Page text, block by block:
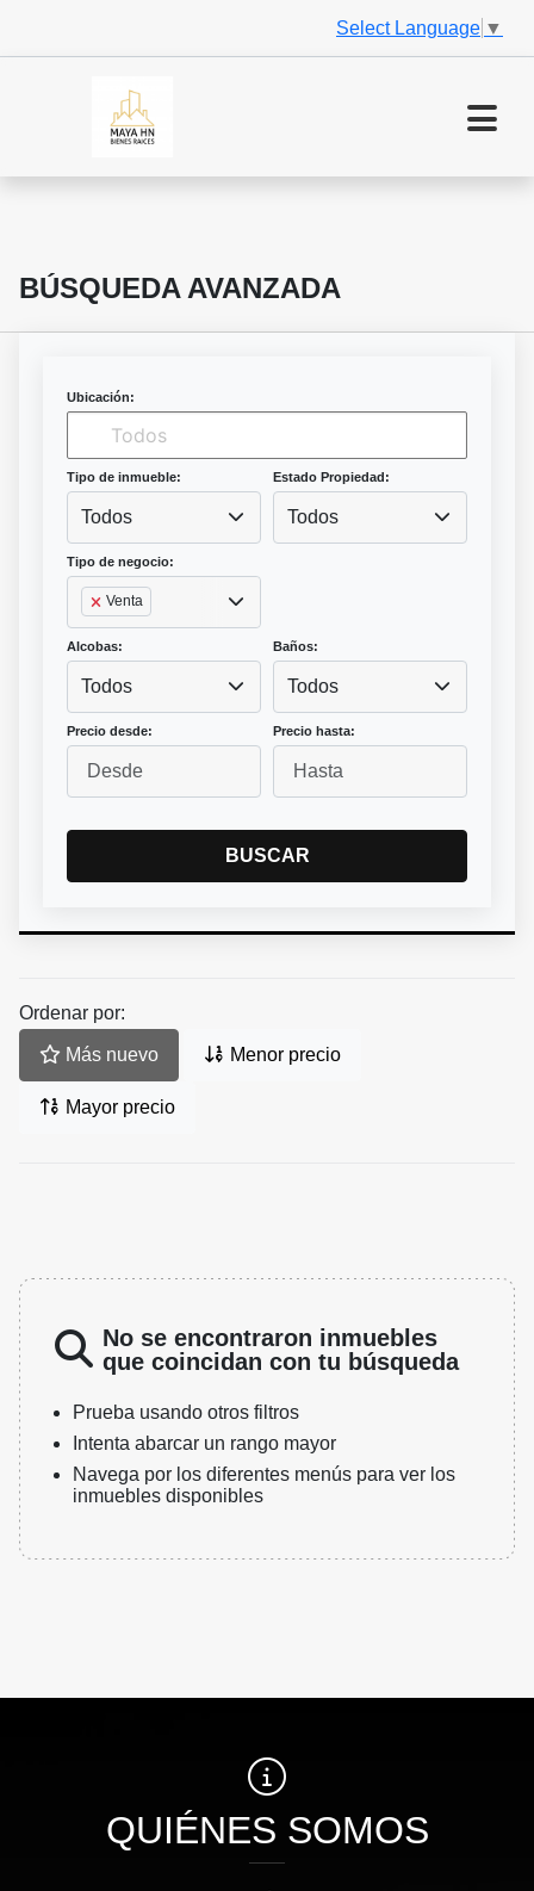
Select Language ▼
BÚSQUEDA AVANZADA
Ubicación:
Tipo de inmueble:
Todos
Estado Propiedad:
Todos
Tipo de negocio:
Venta
Alcobas:
Todos
Baños:
Todos
Precio desde: Precio hasta:
BUSCAR
Ordenar por:
Más nuevo Menor precio
Mayor precio
No se encontraron inmuebles
que coincidan con tu búsqueda
Prueba usando otros filtros
Intenta abarcar un rango mayor
Navega por los diferentes menús para ver los
inmuebles disponibles
QUIÉNES SOMOS